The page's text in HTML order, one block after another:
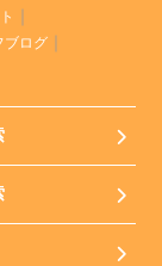
ブログ